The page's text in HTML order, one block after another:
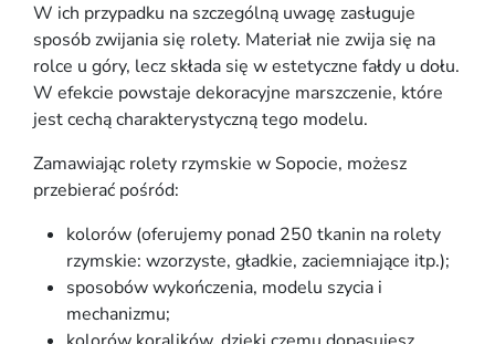
W ich przypadku na szczególną uwagę zasługuje
sposób zwijania się rolety. Materiał nie zwija się na
rolce u góry, lecz składa się w estetyczne fałdy u dołu.
W efekcie powstaje dekoracyjne marszczenie, które
jest cechą charakterystyczną tego modelu.
Zamawiając rolety rzymskie w Sopocie, możesz
przebierać pośród:
kolorów (oferujemy ponad 250 tkanin na rolety
rzymskie: wzorzyste, gładkie, zaciemniające itp.);
sposobów wykończenia, modelu szycia i
mechanizmu;